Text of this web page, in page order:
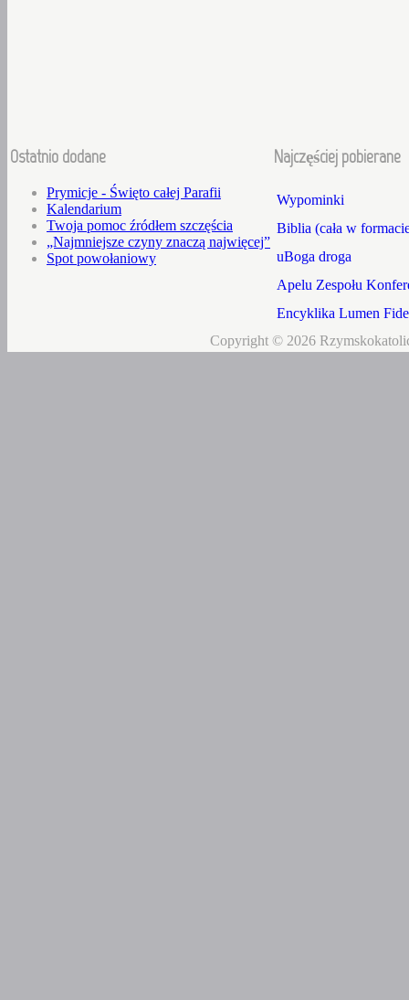
Ostatnio dodane
Prymicje - Święto całej Parafii
Kalendarium
Twoja pomoc źródłem szczęścia
„Najmniejsze czyny znaczą najwięcej”
Spot powołaniowy
Najczęściej pobierane
Wypominki
Biblia (cała w
uBoga droga
Apelu Zespołu
Encyklika Lumen
Copyright © 2026